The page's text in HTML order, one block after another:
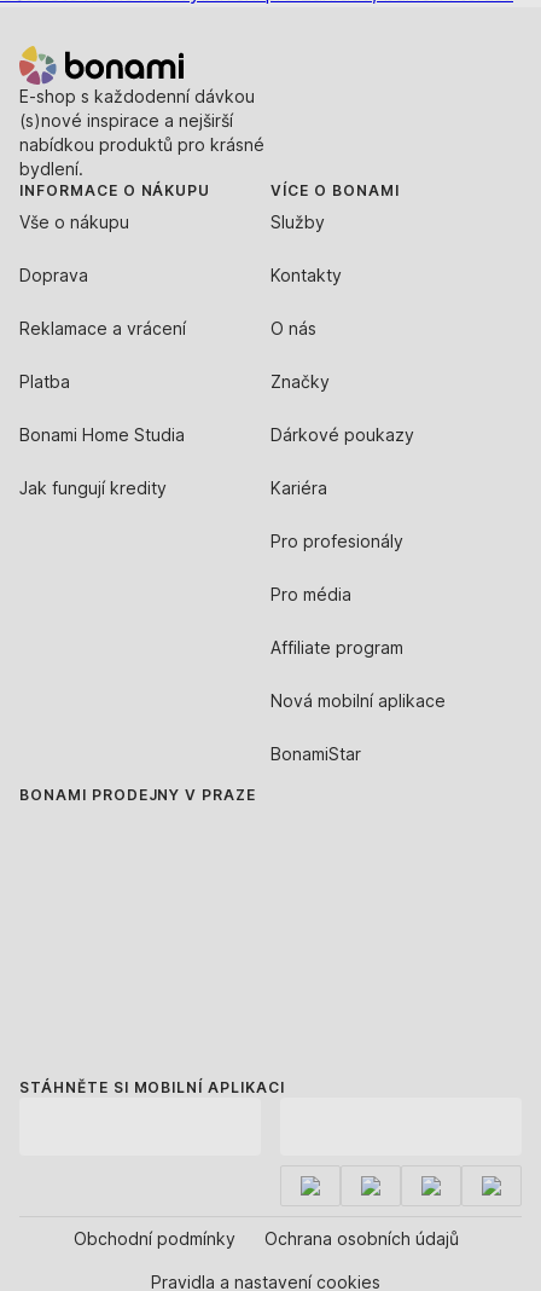
E-shop s každodenní dávkou
(s)nové inspirace a nejširší
nabídkou produktů pro krásné
bydlení.
INFORMACE O NÁKUPU
Vše o nákupu
Doprava
Reklamace a vrácení
Platba
Bonami Home Studia
Jak fungují kredity
VÍCE O BONAMI
Služby
Kontakty
O nás
Značky
Dárkové poukazy
Kariéra
Pro profesionály
Pro média
Affiliate program
Nová mobilní aplikace
BonamiStar
BONAMI PRODEJNY V PRAZE
STÁHNĚTE SI MOBILNÍ APLIKACI
Obchodní podmínky Ochrana osobních údajů
Pravidla a nastavení cookies